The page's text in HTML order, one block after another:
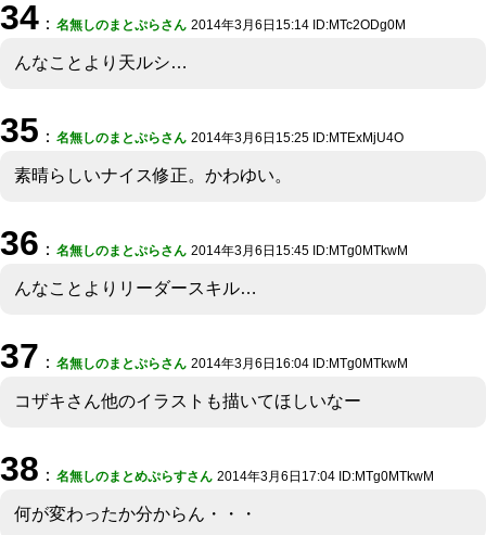
34 ： 名無しのまとぷらさん 2014年3月6日15:14 ID:MTc2ODg0M
んなことより天ルシ…
35 ： 名無しのまとぷらさん 2014年3月6日15:25 ID:MTExMjU4O
素晴らしいナイス修正。かわゆい。
36 ： 名無しのまとぷらさん 2014年3月6日15:45 ID:MTg0MTkwM
んなことよりリーダースキル…
37 ： 名無しのまとぷらさん 2014年3月6日16:04 ID:MTg0MTkwM
コザキさん他のイラストも描いてほしいなー
38 ： 名無しのまとめぷらすさん 2014年3月6日17:04 ID:MTg0MTkwM
何が変わったか分からん・・・